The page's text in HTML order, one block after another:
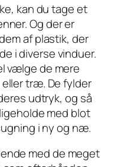
kan du tage et
Og der er
af plastik, der
i diverse vinduer.
vælge de mere
træ. De fylder
udtryk, og så
med blot
i ny og næ.
med de meget